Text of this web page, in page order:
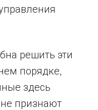
решить эти
порядке,
здесь
признают